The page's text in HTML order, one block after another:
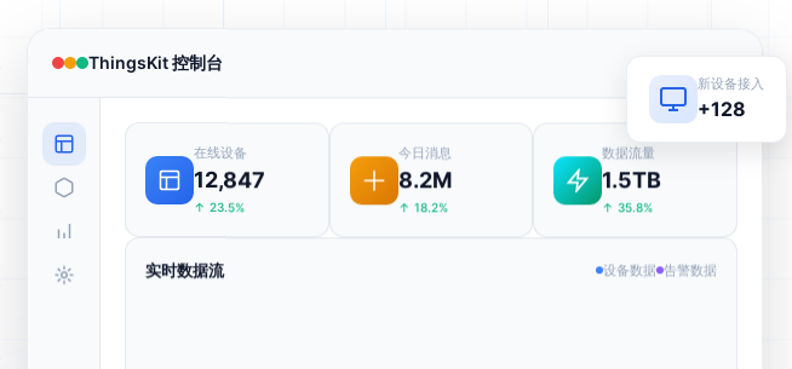
ThingsKit 控制台 ● LIVE
在线设备
12,847
↑ 23.5%
今日消息
8.2M
↑ 18.2%
数据流量
1.5TB
↑ 35.8%
实时数据流 设备数据 告警数据
新设备接入
+128